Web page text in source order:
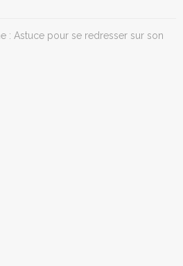
: Astuce pour se redresser sur son